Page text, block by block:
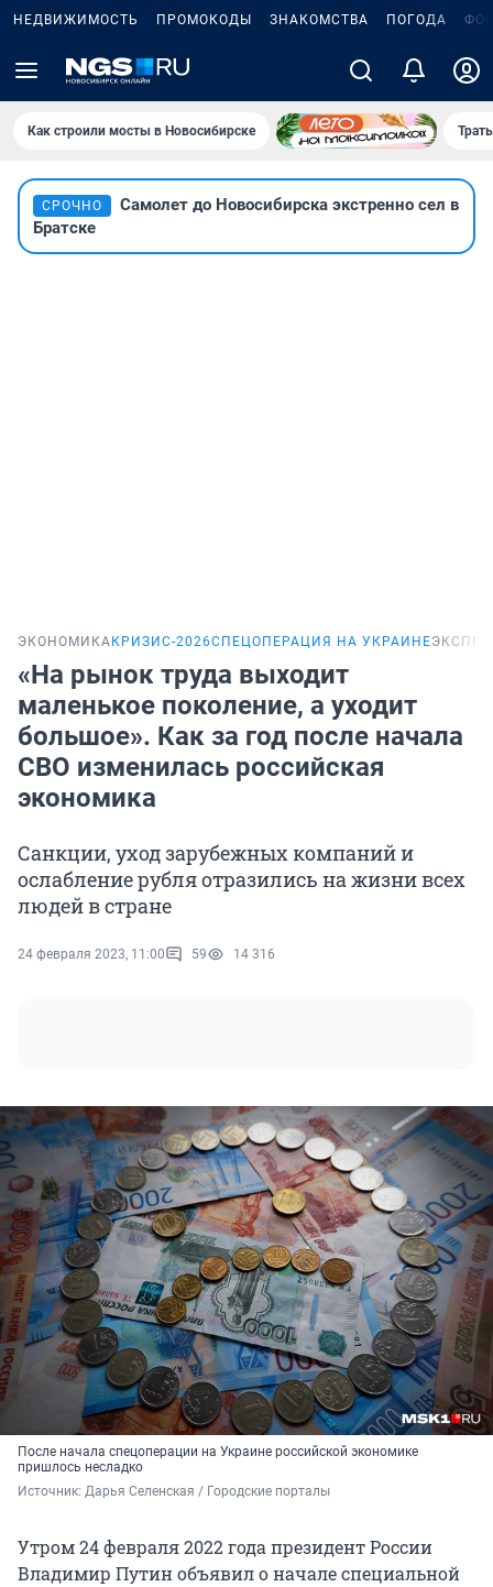
НЕДВИЖИМОСТЬ ПРОМОКОДЫ ЗНАКОМСТВА ПОГОДА
Как строили мосты в Новосибирске
СРОЧНО
Самолет до Новосибирска экстренно сел в
Братске
ЭКОНОМИКА КРИЗИС-2026СПЕЦОПЕРАЦИЯ НА УКРАИНЕ
«На рынок труда выходит
маленькое поколение, а уходит
большое». Как за год после начала
СВО изменилась российская
экономика
Санкции, уход зарубежных компаний и
ослабление рубля отразились на жизни всех
людей в стране
24 февраля 2023, 11:00 59 14 316
После начала спецоперации на Украине российской экономике
пришлось несладко
Источник: Дарья Селенская / Городские порталы
Утром 24 февраля 2022 года президент России
Владимир Путин объявил о начале специальной